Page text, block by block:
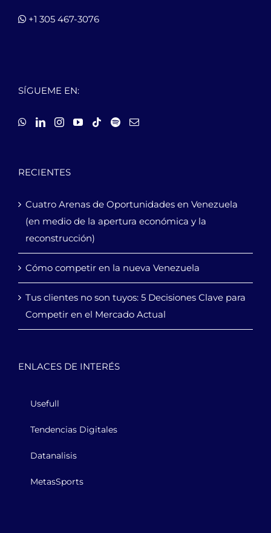
+1 305 467-3076
SÍGUEME EN:
RECIENTES
Cuatro Arenas de Oportunidades en Venezuela
(en medio de la apertura económica y la
reconstrucción)
Cómo competir en la nueva Venezuela
Tus clientes no son tuyos: 5 Decisiones Clave para
Competir en el Mercado Actual
ENLACES DE INTERÉS
Usefull
Tendencias Digitales
Datanalisis
MetasSports